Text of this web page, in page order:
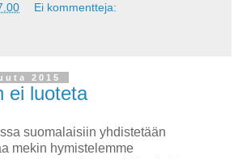
Ei kommentteja:
2015
ei luoteta
suomalaisiin yhdistetään
mekin hymistelemme